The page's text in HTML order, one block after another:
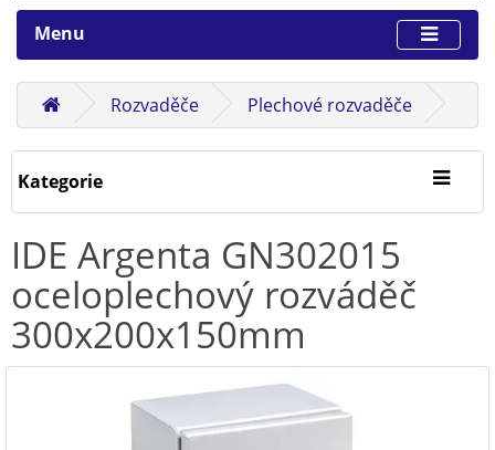
Menu
Rozvaděče Plechové rozvaděče
Kategorie
IDE Argenta GN302015
oceloplechový rozváděč
300x200x150mm